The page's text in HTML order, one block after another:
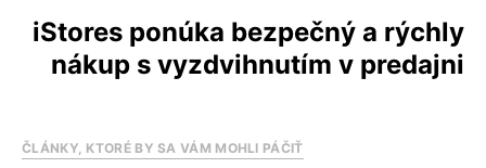
iStores ponúka bezpečný a rýchly
nákup s vyzdvihnutím v predajni
ČLÁNKY, KTORÉ BY SA VÁM MOHLI PÁČIŤ